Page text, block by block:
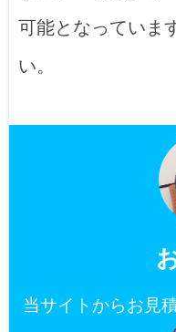
可能となっていま
い。
当サイトからお見